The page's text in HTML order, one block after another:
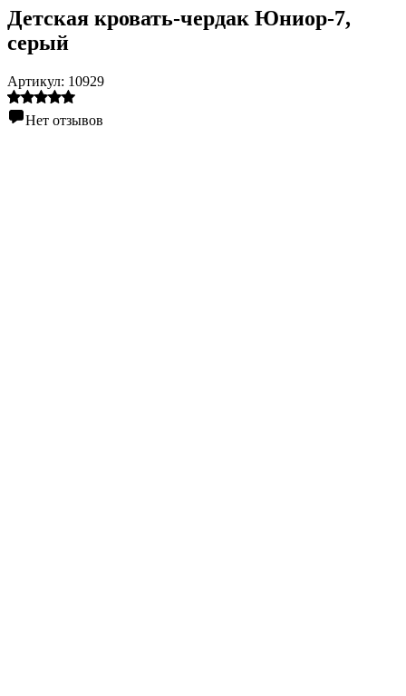
Детская кровать-чердак Юниор-7,
серый
Артикул: 10929
Нет отзывов